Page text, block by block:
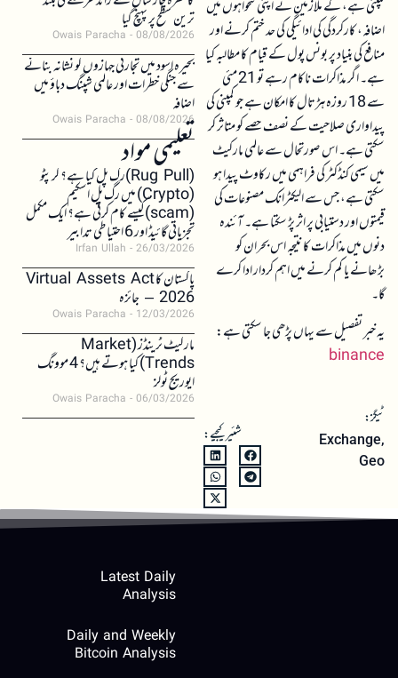
کمپنی ہے، کے ملازمین نے اپنی تنخواہوں میں
اضافہ، کارکردگی کی ادائیگی کی حد ختم کرنے اور
منافع کی بنیاد پر بونس پول کے قیام کا مطالبہ کیا
ہے۔ اگر مذاکرات ناکام رہے تو 21 مئی
سے 18 روزہ ہڑتال کا امکان ہے جو کمپنی کی
پیداواری صلاحیت کے نصف حصے کو متاثر کر
سکتی ہے۔ اس صورتحال سے عالمی مارکیٹ
میں سیمی کنڈکٹر کی فراہمی میں رکاوٹ پیدا ہو
سکتی ہے، جس سے الیکٹرانک مصنوعات کی
قیمتوں اور دستیابی پر اثر پڑ سکتا ہے۔ آئندہ
دنوں میں مذاکرات کا نتیجہ اس بحران کو
بڑھانے یا کم کرنے میں اہم کردار ادا کرے
گا۔
یہ خبر تفصیل سے یہاں پڑھی جا سکتی ہے:
binance
ٹیگز:
Exchange,
Geo
شئیر کیجیے:
ترین سطح پر پہنچ گیا
Owais Paracha 08/08/2026
بحیرہ اسود میں تجارتی جہازوں کو نشانہ بنانے
سے جنگی خطرات اور عالمی شپنگ دباؤ میں
اضافہ
Owais Paracha 08/08/2026
تعلیمی مواد(Rug Pull)رگ پل کیا ہے؟ کرپٹو
(Crypto) میں رگ پل اسکیم
(scam)کیسے کام کرتی ہے؟ ایک مکمل
تجزیاتی گائیڈ اور 6 احتیاطی تدابیر
Irfan Ullah 26/03/2026
پاکستان کا Virtual Assets Act
2026 – جائزہ
Owais Paracha 12/03/2026
مارکیٹ ٹرینڈز (Market
Trends) کیا ہوتے ہیں؟ 4 موونگ
ایوریج ٹولز
Owais Paracha 06/03/2026
Latest Daily
Analysis
Daily and Weekly
Bitcoin Analysis